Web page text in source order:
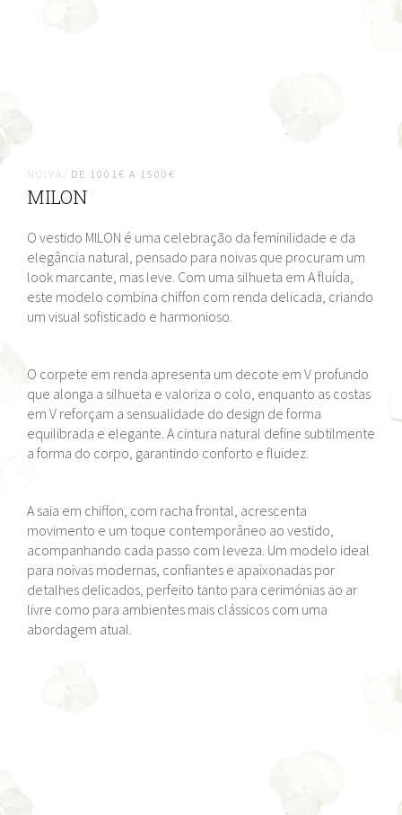
NOIVA/ DE 1001€ A 1500€
MILON
O vestido MILON é uma celebração da feminilidade e da
elegância natural, pensado para noivas que procuram um
look marcante, mas leve. Com uma silhueta em A fluída,
este modelo combina chiffon com renda delicada, criando
um visual sofisticado e harmonioso.
O corpete em renda apresenta um decote em V profundo
que alonga a silhueta e valoriza o colo, enquanto as costas
em V reforçam a sensualidade do design de forma
equilibrada e elegante. A cintura natural define subtilmente
a forma do corpo, garantindo conforto e fluidez.
A saia em chiffon, com racha frontal, acrescenta
movimento e um toque contemporâneo ao vestido,
acompanhando cada passo com leveza. Um modelo ideal
para noivas modernas, confiantes e apaixonadas por
detalhes delicados, perfeito tanto para cerimónias ao ar
livre como para ambientes mais clássicos com uma
abordagem atual.